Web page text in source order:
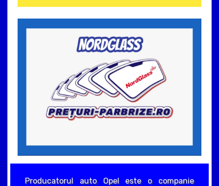
Producatorul auto Opel este o companie